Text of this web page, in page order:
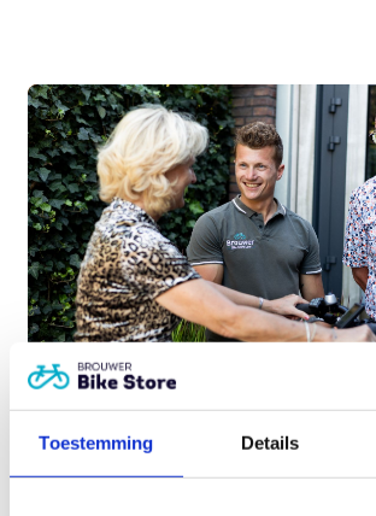
Toestemming Details
Heeft u hulp nodig?